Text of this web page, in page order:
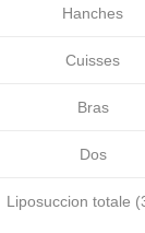
Hanches
Cuisses
Bras
Dos
Liposuccion totale